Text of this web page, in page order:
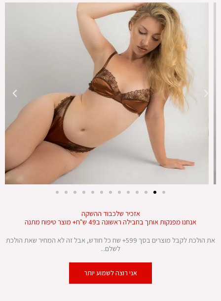
אזכיר שלכבוד ההשקה
אנחנו מפנקות אותך בחבילה ראשונה ב49 ש"ח+ מוצר טיפוח מתנה
את הולכת לקבל מוצרים בסך 599+ שח כל חודש, אבל זה לא המחיר שאת הולכת
לשלם...
אני רוצה לשמוע יותר